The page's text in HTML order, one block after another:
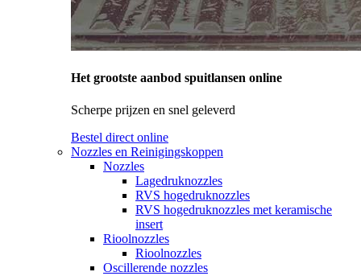
Het grootste aanbod spuitlansen online
Scherpe prijzen en snel geleverd
Bestel direct online
Nozzles en Reinigingskoppen
Nozzles
Lagedruknozzles
RVS hogedruknozzles
RVS hogedruknozzles met keramische
insert
Rioolnozzles
Rioolnozzles
Oscillerende nozzles